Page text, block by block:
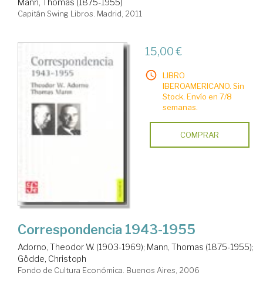
Capitán Swing Libros. Madrid, 2011
15,00 €
LIBRO
IBEROAMERICANO. Sin
Stock. Envío en 7/8
semanas.
COMPRAR
Correspondencia 1943-1955
Adorno, Theodor W. (1903-1969); Mann, Thomas (1875-1955);
Gödde, Christoph
Fondo de Cultura Económica. Buenos Aires, 2006